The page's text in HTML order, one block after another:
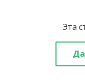
Эта